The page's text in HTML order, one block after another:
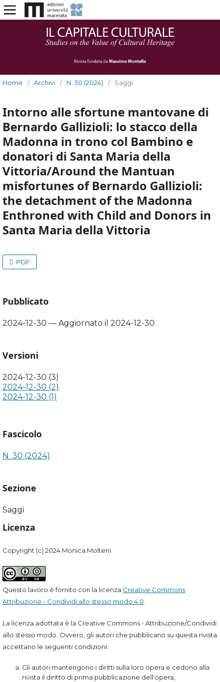
Home / Archivi / N. 30 (2024) / Saggi
Intorno alle sfortune mantovane di
Bernardo Gallizioli: lo stacco della
Madonna in trono col Bambino e
donatori di Santa Maria della
Vittoria/Around the Mantuan
misfortunes of Bernardo Gallizioli:
the detachment of the Madonna
Enthroned with Child and Donors in
Santa Maria della Vittoria
PDF
Pubblicato
2024-12-30 — Aggiornato il 2024-12-30
Versioni
2024-12-30 (3)
2024-12-30 (2)
2024-12-30 (1)
Fascicolo
N. 30 (2024)
Sezione
Saggi
Licenza
Copyright (c) 2024 Monica Molteni
Questo lavoro è fornito con la licenza Creative Commons
Attribuzione - Condividi allo stesso modo 4.0
La licenza adottata è la Creative Commons - Attribuzione/Condividi
allo stesso modo. Ovvero, gli autori che pubblicano su questa rivista
accettano le seguenti condizioni:
Gli autori mantengono i diritti sulla loro opera e cedono alla
rivista il diritto di prima pubblicazione dell'opera,